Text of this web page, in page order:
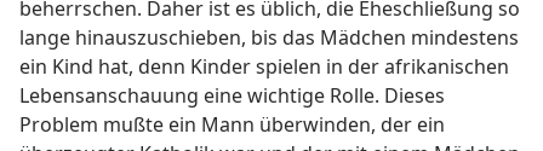
beherrschen. Daher ist es üblich, die Eheschließung so
lange hinauszuschieben, bis das Mädchen mindestens
ein Kind hat, denn Kinder spielen in der afrikanischen
Lebensanschauung eine wichtige Rolle. Dieses
Problem mußte ein Mann überwinden, der ein